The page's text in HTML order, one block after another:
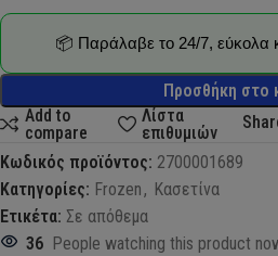
Προσθήκη στο
📦 Παράλαβε το 24/7, εύκολα
Add to
compare
Λίστα
επιθυμιών
Κωδικός προϊόντος: 2700001689
Κατηγορίες: Frozen , Κασετίνα
Ετικέτα: Σε απόθεμα
36 People watching this product